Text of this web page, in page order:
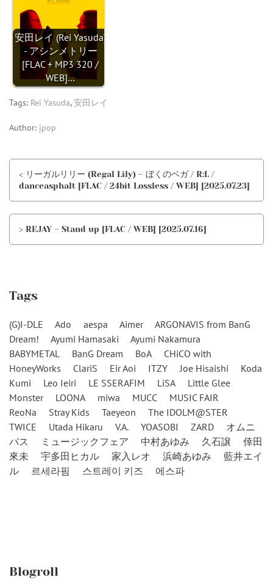
安田レイ (Rei Yasuda)
- アシンメトリー
[FLAC + MP3 320 /
WEB]…
Tags: Rei Yasuda,安田レイ
Author: jpop
< リーガルリリー (Regal Lily) – ぼくのベガ / R:L /
danceasphalt [FLAC / 24bit Lossless / WEB] [2025.07.23]
> REJAY – Stand up [FLAC / WEB] [2025.07.16]
Tags
(G)I-DLE Ado aespa Aimer
ARGONAVIS from BanG
Dream!
Ayumi Hamasaki
Ayumi Nakamura
BABYMETAL
BanG Dream BoA
CHiCO with
HoneyWorks
ClariS Eir Aoi ITZY Joe Hisaishi
Koda
Kumi
Leo Ieiri LE SSERAFIM LiSA
Little Glee
Monster
LOONA miwa MUCC
MUSIC FAIR
ReoNa
Stray Kids Taeyeon
The IDOLM@STER
TWICE
Utada Hikaru V.A. YOASOBI ZARD
オムニ
バス
ミュージックフェア 中村あゆみ 久石譲
倖田
來未
宇多田ヒカル 家入レオ 浜崎あゆみ
藍井エイ
ル
르세라핌 스트레이 키즈 에스파
Blogroll